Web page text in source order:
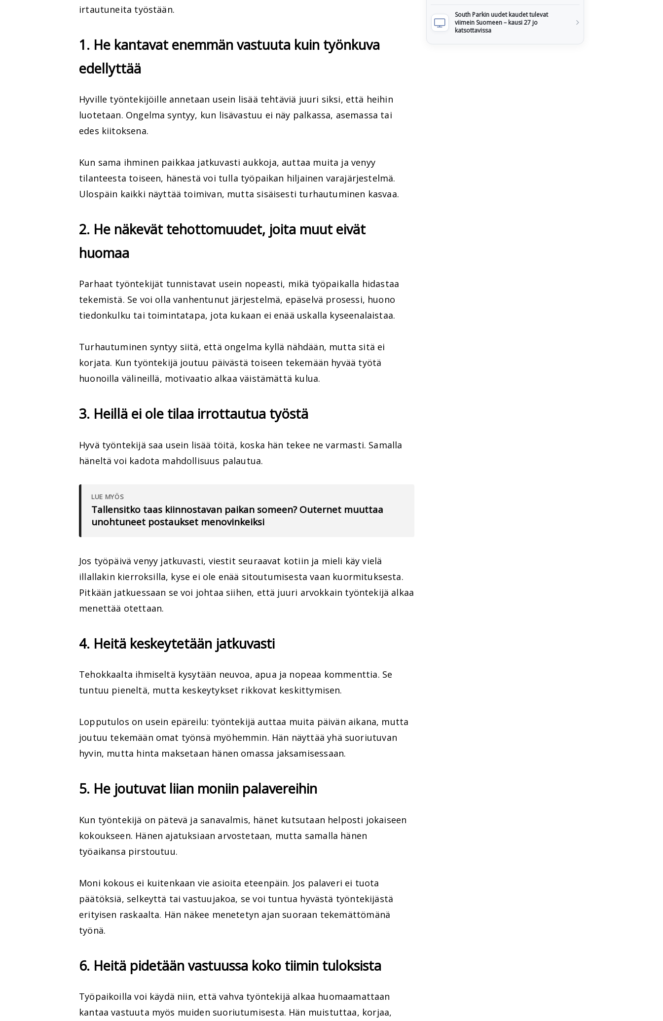
irtautuneita työstään.
1. He kantavat enemmän vastuuta kuin työnkuva
edellyttää
Hyville työntekijöille annetaan usein lisää tehtäviä juuri siksi, että heihin
luotetaan. Ongelma syntyy, kun lisävastuu ei näy palkassa, asemassa tai
edes kiitoksena.
Kun sama ihminen paikkaa jatkuvasti aukkoja, auttaa muita ja venyy
tilanteesta toiseen, hänestä voi tulla työpaikan hiljainen varajärjestelmä.
Ulospäin kaikki näyttää toimivan, mutta sisäisesti turhautuminen kasvaa.
2. He näkevät tehottomuudet, joita muut eivät
huomaa
Parhaat työntekijät tunnistavat usein nopeasti, mikä työpaikalla hidastaa
tekemistä. Se voi olla vanhentunut järjestelmä, epäselvä prosessi, huono
tiedonkulku tai toimintatapa, jota kukaan ei enää uskalla kyseenalaistaa.
Turhautuminen syntyy siitä, että ongelma kyllä nähdään, mutta sitä ei
korjata. Kun työntekijä joutuu päivästä toiseen tekemään hyvää työtä
huonoilla välineillä, motivaatio alkaa väistämättä kulua.
3. Heillä ei ole tilaa irrottautua työstä
Hyvä työntekijä saa usein lisää töitä, koska hän tekee ne varmasti. Samalla
häneltä voi kadota mahdollisuus palautua.
LUE MYÖS
Tallensitko taas kiinnostavan paikan someen? Outernet muuttaa
unohtuneet postaukset menovinkeiksi
Jos työpäivä venyy jatkuvasti, viestit seuraavat kotiin ja mieli käy vielä
illallakin kierroksilla, kyse ei ole enää sitoutumisesta vaan kuormituksesta.
Pitkään jatkuessaan se voi johtaa siihen, että juuri arvokkain työntekijä alkaa
menettää otettaan.
4. Heitä keskeytetään jatkuvasti
Tehokkaalta ihmiseltä kysytään neuvoa, apua ja nopeaa kommenttia. Se
tuntuu pieneltä, mutta keskeytykset rikkovat keskittymisen.
Lopputulos on usein epäreilu: työntekijä auttaa muita päivän aikana, mutta
joutuu tekemään omat työnsä myöhemmin. Hän näyttää yhä suoriutuvan
hyvin, mutta hinta maksetaan hänen omassa jaksamisessaan.
5. He joutuvat liian moniin palavereihin
Kun työntekijä on pätevä ja sanavalmis, hänet kutsutaan helposti jokaiseen
kokoukseen. Hänen ajatuksiaan arvostetaan, mutta samalla hänen
työaikansa pirstoutuu.
Moni kokous ei kuitenkaan vie asioita eteenpäin. Jos palaveri ei tuota
päätöksiä, selkeyttä tai vastuujakoa, se voi tuntua hyvästä työntekijästä
erityisen raskaalta. Hän näkee menetetyn ajan suoraan tekemättömänä
työnä.
6. Heitä pidetään vastuussa koko tiimin tuloksista
Työpaikoilla voi käydä niin, että vahva työntekijä alkaa huomaamattaan
kantaa vastuuta myös muiden suoriutumisesta. Hän muistuttaa, korjaa,
South Parkin uudet kaudet tulevat
viimein Suomeen – kausi 27 jo
katsottavissa